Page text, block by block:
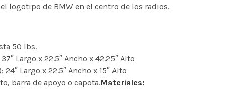
logotipo de BMW en el centro de los radios.
50 lbs.
Largo x 22.5″ Ancho x 42.25″ Alto
Largo x 22.5″ Ancho x 15″ Alto
barra de apoyo o capota.Materiales: